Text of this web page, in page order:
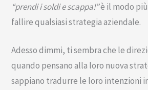
“prendi i soldi e scappa!”è il modo
fallire qualsiasi strategia aziendale.
Adesso dimmi, ti sembra che le
quando pensano alla loro nuova
sappiano tradurre le loro intenzioni